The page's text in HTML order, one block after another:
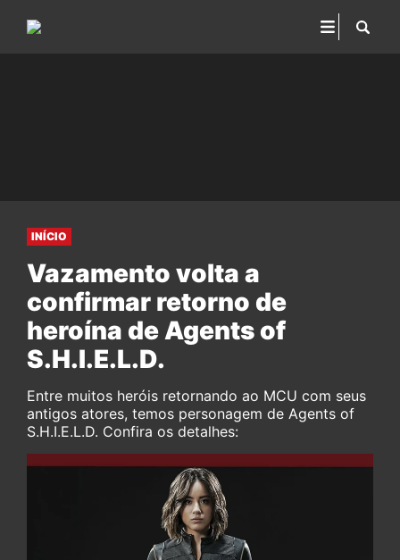
INÍCIO
Vazamento volta a
confirmar retorno de
heroína de Agents of
S.H.I.E.L.D.
Entre muitos heróis retornando ao MCU com seus
antigos atores, temos personagem de Agents of
S.H.I.E.L.D. Confira os detalhes: